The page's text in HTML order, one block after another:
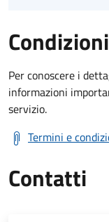
Per conoscere i
informazioni
servizio.
Termini e
Contatti